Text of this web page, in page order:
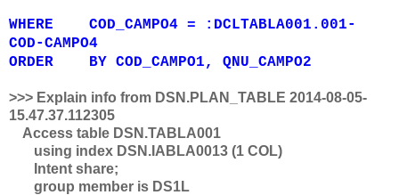
WHERE COD_CAMPO4 = :DCLTABLA001.001-
COD-CAMPO4
ORDER BY COD_CAMPO1, QNU_CAMPO2
>>> Explain info from DSN.PLAN_TABLE 2014-08-05-
15.47.37.112305
Access table DSN.TABLA001
using index DSN.IABLA0013 (1 COL)
Intent share;
group member is DS1L